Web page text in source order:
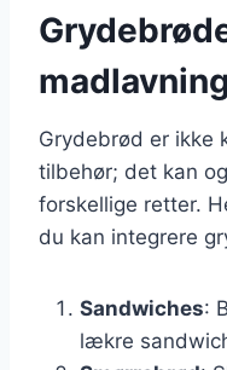
Grydebrød er ikke
tilbehør; det kan
forskellige retter.
du kan integrere
Sandwiches:
lækre